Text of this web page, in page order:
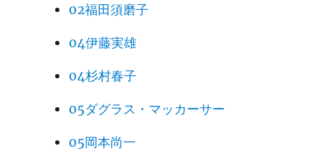
02福田須磨子
04伊藤実雄
04杉村春子
05ダグラス・マッカーサー
05岡本尚一